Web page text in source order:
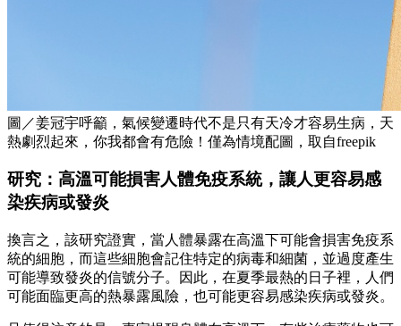
圖／姜冠宇呼籲，氣候變遷時代不是只有天冷才容易生病，天
熱劇烈起來，你我都會有危險！僅為情境配圖，取自freepik
研究：高溫可能損害人體免疫系統，讓人更容易感
染疾病或發炎
換言之，該研究證實，當人體暴露在高溫下可能會損害免疫系
統的細胞，而這些細胞會記住特定的病毒和細菌，並過度產生
可能導致發炎的信號分子。因此，在夏季最熱的日子裡，人們
可能面臨更高的熱暴露風險，也可能更容易感染疾病或發炎。